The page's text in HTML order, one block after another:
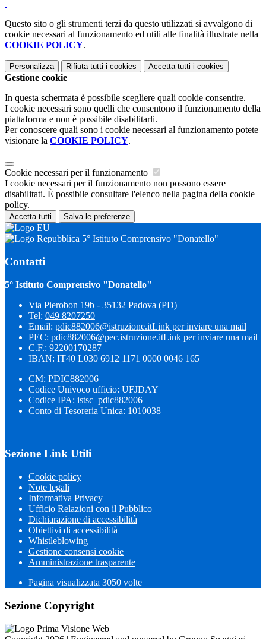
Questo sito o gli strumenti terzi da questo utilizzati si avvalgono di
cookie necessari al funzionamento ed utili alle finalità illustrate nella
COOKIE POLICY.
Personalizza Rifiuta tutti i cookies Accetta tutti i cookies
Gestione cookie
In questa schermata è possibile scegliere quali cookie consentire.
I cookie necessari sono quelli che consentono il funzionamento della
piattaforma e non è possibile disabilitarli.
Per conoscere quali sono i cookie necessari al funzionamento potete
visionare la COOKIE POLICY.
Cookie necessari per il funzionamento
I cookie necessari per il funzionamento non possono essere
disabilitati. È possibile consultare l'elenco nella pagina della cookie
policy.
Accetta tutti Salva le preferenze
5° Istituto Comprensivo "Donatello"
Contatti
5° Istituto Comprensivo "Donatello"
Via Pierobon 19b - 35132 Padova (PD)
Tel: 049 8207250
Email: pdic882006@istruzione.itLink per inviare una mail
PEC: pdic882006@pec.istruzione.itLink per inviare una mail
C.F.: 92200170287
IBAN: IT40 L030 6912 1171 0000 0046 165
CM: PDIC882006
Codice Univoco ufficio: UFJDAY
Codice IPA: istsc_pdic882006
Conto di Tesoreria Unica: 1010038
Sezione Link Utili
Cookie policy
Note legali
Informativa Privacy
Ufficio Relazioni con il Pubblico
Dichiarazione di accessibilità
Obiettivi di accessibilità
Whistleblowing
Gestione consensi cookie
Amministrazione trasparente
Pagina visualizzata 3050 volte
Sezione Copyright